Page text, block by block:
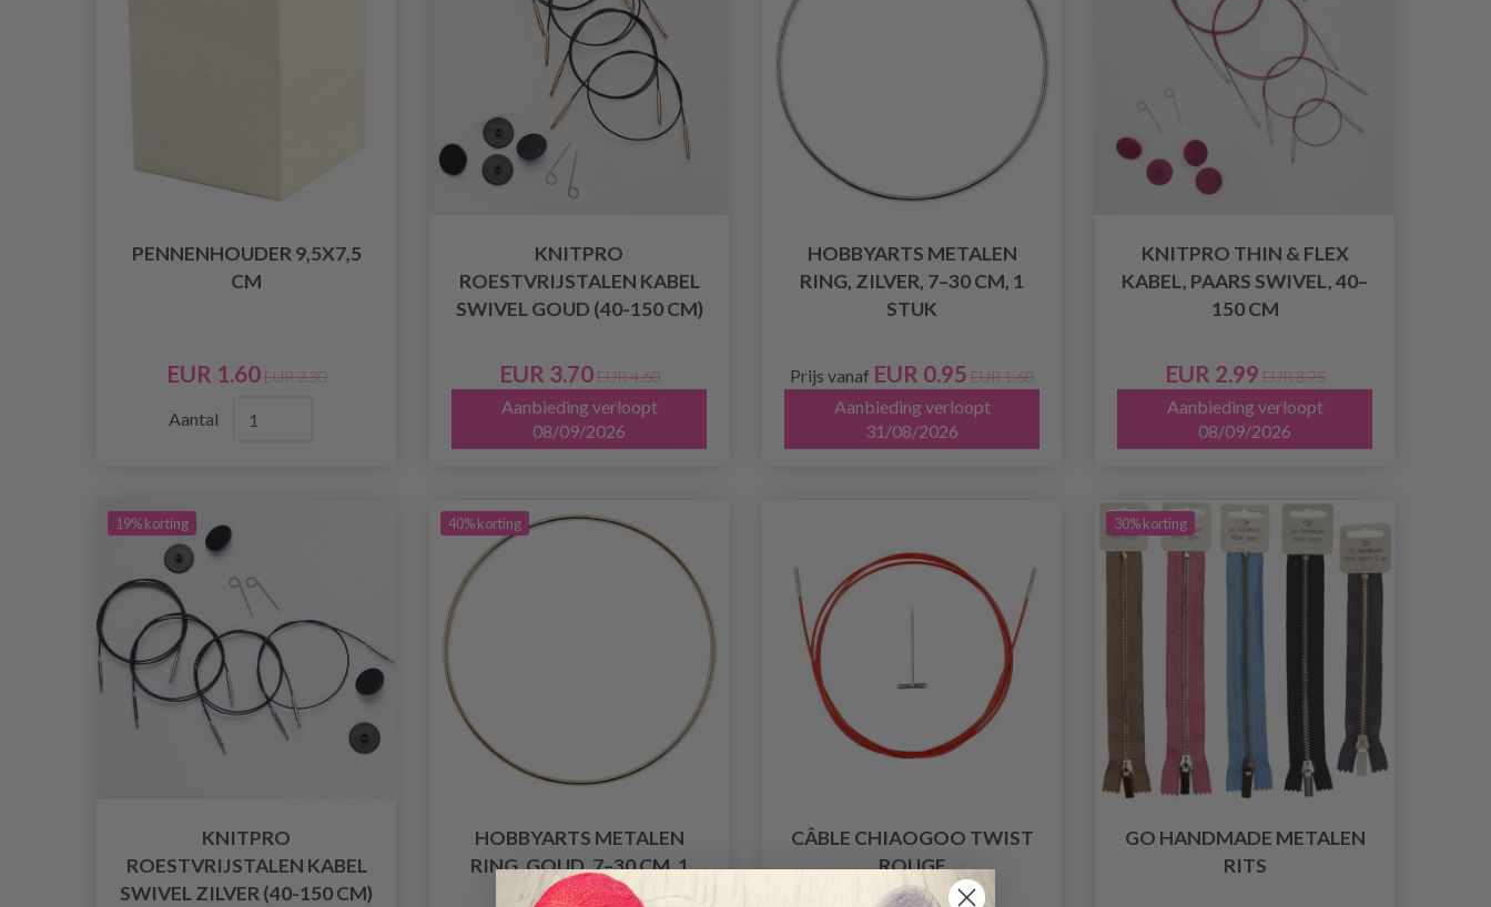
PENNENHOUDER 9,5X7,5
CM
EUR 1.60 EUR 2.30
Aantal
KNITPRO
ROESTVRIJSTALEN KABEL
SWIVEL GOUD (40-150 CM)
EUR 3.70 EUR 4.60
Aanbieding verloopt
08/09/2026
HOBBYARTS METALEN
RING, ZILVER, 7–30 CM, 1
STUK
Prijs vanaf EUR 0.95 EUR 1.60
Aanbieding verloopt
31/08/2026
KNITPRO THIN & FLEX
KABEL, PAARS SWIVEL, 40–
150 CM
EUR 2.99 EUR 3.75
Aanbieding verloopt
08/09/2026
19% korting
KNITPRO
ROESTVRIJSTALEN KABEL
SWIVEL ZILVER (40-150 CM)
40% korting
HOBBYARTS METALEN
RING, GOUD, 7–30 CM, 1
STUK
CÂBLE CHIAOGOO TWIST
ROUGE
30% korting
GO HANDMADE METALEN
RITS